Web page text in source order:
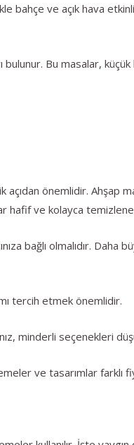
bahçe ve açık hava
bulunur. Bu masalar,
açıdan önemlidir. Ahşap
hafif ve kolayca
bağlı olmalıdır. Daha
tercih etmek önemlidir.
minderli seçenekleri
ve tasarımlar farklı